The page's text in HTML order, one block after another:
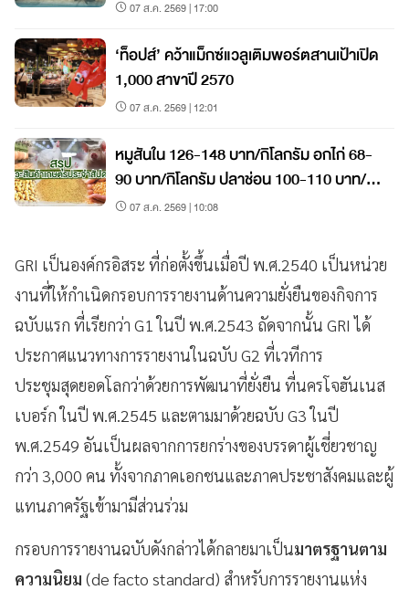
07 ส.ค. 2569 | 17:00
‘ท็อปส์’ คว้าแม็กซ์แวลูเติมพอร์ตสานเป้าเปิด
1,000 สาขาปี 2570
07 ส.ค. 2569 | 12:01
หมูสันใน 126-148 บาท/กิโลกรัม อกไก่ 68-
90 บาท/กิโลกรัม ปลาช่อน 100-110 บาท/
กิโลกรัม
07 ส.ค. 2569 | 10:08
GRI เป็นองค์กรอิสระ ที่ก่อตั้งขึ้นเมื่อปี พ.ศ.2540 เป็นหน่วย
งานที่ให้กำเนิดกรอบการรายงานด้านความยั่งยืนของกิจการ
ฉบับแรก ที่เรียกว่า G1 ในปี พ.ศ.2543 ถัดจากนั้น GRI ได้
ประกาศแนวทางการรายงานในฉบับ G2 ที่เวทีการ
ประชุมสุดยอดโลกว่าด้วยการพัฒนาที่ยั่งยืน ที่นครโจฮันเนส
เบอร์ก ในปี พ.ศ.2545 และตามมาด้วยฉบับ G3 ในปี
พ.ศ.2549 อันเป็นผลจากการยกร่างของบรรดาผู้เชี่ยวชาญ
กว่า 3,000 คน ทั้งจากภาคเอกชนและภาคประชาสังคมและผู้
แทนภาครัฐเข้ามามีส่วนร่วม
กรอบการรายงานฉบับดังกล่าวได้กลายมาเป็นมาตรฐานตาม
ความนิยม (de facto standard) สำหรับการรายงานแห่ง